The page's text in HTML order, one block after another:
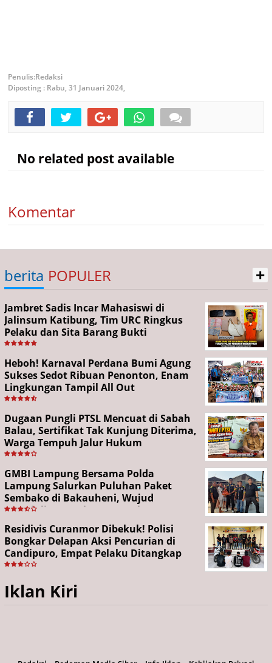
Redaksi
Diposting : Rabu, 31 Januari 2024,
No related post available
Komentar
berita POPULER +
Jambret Sadis Incar Mahasiswi di
Jalinsum Katibung, Tim URC Ringkus
Pelaku dan Sita Barang Bukti
Heboh! Karnaval Perdana Bumi Agung
Sukses Sedot Ribuan Penonton, Enam
Lingkungan Tampil All Out
Dugaan Pungli PTSL Mencuat di Sabah
Balau, Sertifikat Tak Kunjung Diterima,
Warga Tempuh Jalur Hukum
GMBI Lampung Bersama Polda
Lampung Salurkan Puluhan Paket
Sembako di Bakauheni, Wujud
Kepedulian Sambut HUT RI ke-81
Residivis Curanmor Dibekuk! Polisi
Bongkar Delapan Aksi Pencurian di
Candipuro, Empat Pelaku Ditangkap
Iklan Kiri